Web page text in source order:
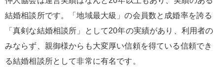
結婚相談所です。「地域最大級」の会員数と成婚率を誇る
「真剣な結婚相談所」として20年の実績があり、利用者の
みならず、親御様からも大変厚い信頼を得ている信頼でき
る結婚相談所として非常に有名です。